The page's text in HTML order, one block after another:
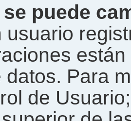
se puede
usuario
datos. Para
de